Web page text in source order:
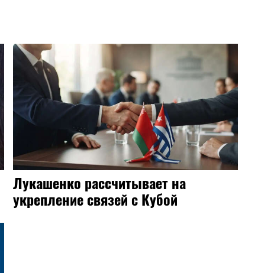
Лукашенко рассчитывает на
укрепление связей с Кубой